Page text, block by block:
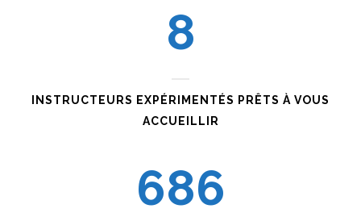
8
INSTRUCTEURS EXPÉRIMENTÉS PRÊTS À VOUS
ACCUEILLIR
4
5
6
5
6
7
8
4
5
6
0
1
1
2
3
4
0
1